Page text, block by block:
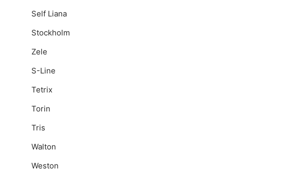
Self Liana
Stockholm
Zele
S-Line
Tetrix
Torin
Tris
Walton
Weston